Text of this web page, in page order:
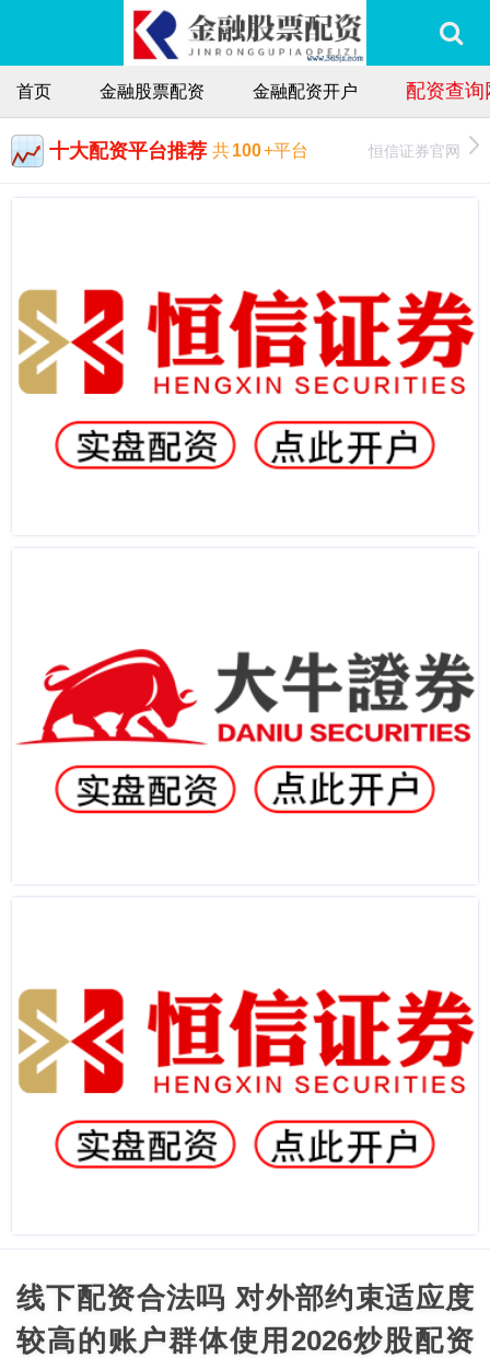
首页 金融股票配资 金融配资开户 配资查
十大配资平台推荐 共100+平台 恒信证券官网
线下配资合法吗 对外部约束适应度
较高的账户群体使用2026炒股配资